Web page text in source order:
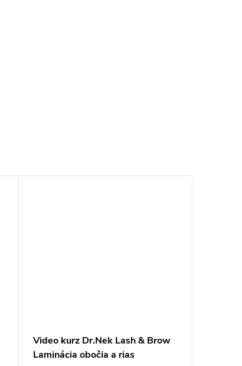
Video kurz Dr.Nek Lash & Brow
Laminácia obočia a rias